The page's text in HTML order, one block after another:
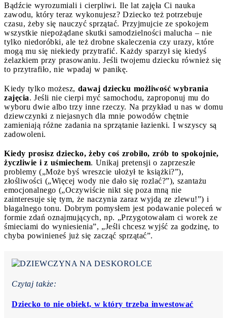
Bądźcie wyrozumiali i cierpliwi. Ile lat zajęła Ci nauka
zawodu, który teraz wykonujesz? Dziecko też potrzebuje
czasu, żeby się nauczyć sprzątać. Przyjmujcie ze spokojem
wszystkie niepożądane skutki samodzielności malucha – nie
tylko niedoróbki, ale też drobne skaleczenia czy urazy, które
mogą mu się niekiedy przytrafić. Każdy sparzył się kiedyś
żelazkiem przy prasowaniu. Jeśli twojemu dziecku również się
to przytrafiło, nie wpadaj w panikę.
Kiedy tylko możesz, dawaj dziecku możliwość wybrania
zajęcia. Jeśli nie cierpi myć samochodu, zaproponuj mu do
wyboru dwie albo trzy inne rzeczy. Na przykład u nas w domu
dziewczynki z niejasnych dla mnie powodów chętnie
zamieniają różne zadania na sprzątanie łazienki. I wszyscy są
zadowoleni.
Kiedy prosisz dziecko, żeby coś zrobiło, zrób to spokojnie,
życzliwie i z uśmiechem. Unikaj pretensji o zaprzeszłe
problemy („Może byś wreszcie ułożył te książki?”),
złośliwości („Więcej wody nie dało się rozlać?”), szantażu
emocjonalnego („Oczywiście nikt się poza mną nie
zainteresuje się tym, że naczynia zaraz wyjdą ze zlewu!”) i
błagalnego tonu. Dobrym pomysłem jest podawanie poleceń w
formie zdań oznajmujących, np. „Przygotowałam ci worek ze
śmieciami do wyniesienia”, „Jeśli chcesz wyjść za godzinę, to
chyba powinieneś już się zacząć sprzątać”.
Czytaj także:
Dziecko to nie obiekt, w który trzeba inwestować